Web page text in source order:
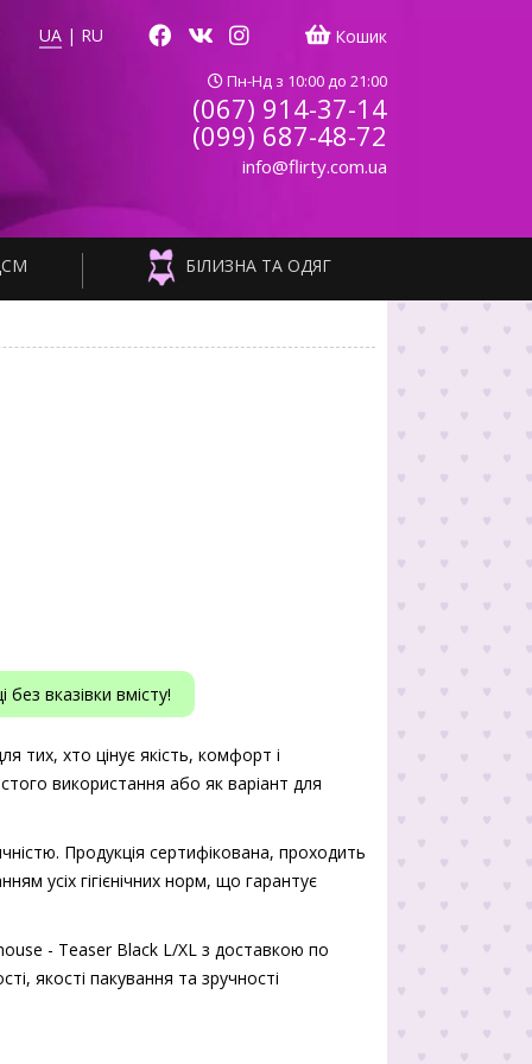
UA | RU Кошик
Пн-Нд з 10:00 до 21:00
(067) 914-37-14
(099) 687-48-72
info@flirty.com.ua
БІЛИЗНА ТА ОДЯГ
вказівки вмісту!
тих, хто цінує якість, комфорт і
використання або як варіант для
Продукція сертифікована, проходить
усіх гігієнічних норм, що гарантує
- Teaser Black L/XL з доставкою по
якості пакування та зручності